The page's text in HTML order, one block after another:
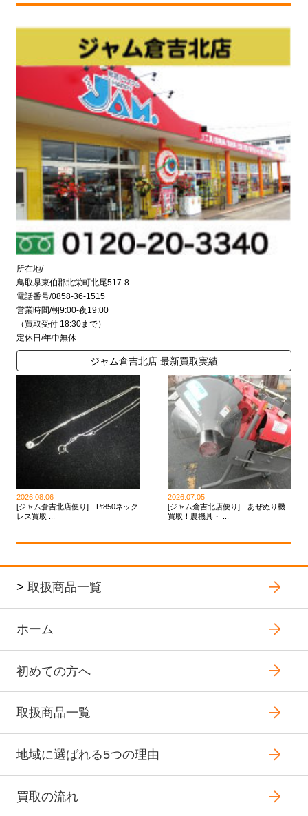
所在地/
鳥取県東伯郡北栄町北尾517-8
電話番号/0858-36-1515
営業時間/朝9:00-夜19:00
（買取受付 18:30まで）
定休日/年中無休
ジャム倉吉北店 最新買取実績
2026.08.06
[ジャム倉吉北店便り] Pt850ネック
レス買取 ...
2026.07.05
[ジャム倉吉北店便り] あぜぬり機
買取！農機具・ ...
> 取扱商品一覧
ホーム
初めての方へ
取扱商品一覧
地域に選ばれる5つの理由
買取の流れ